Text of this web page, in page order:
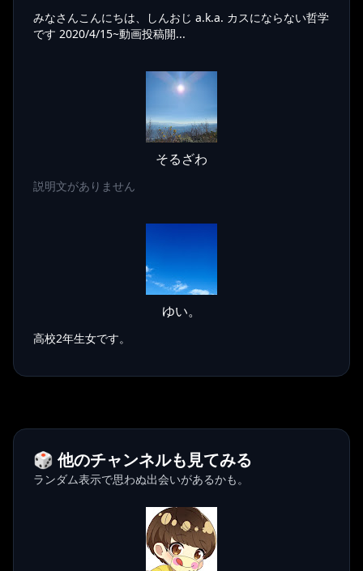
みなさんこんにちは、しんおじ a.k.a. カスにならない哲学
です 2020/4/15~動画投稿開...
そるざわ
説明文がありません
ゆい。
高校2年生女です。
🎲 他のチャンネルも見てみる
ランダム表示で思わぬ出会いがあるかも。